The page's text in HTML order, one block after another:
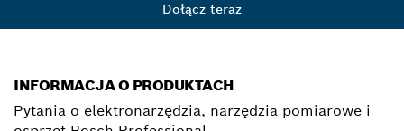
Dołącz teraz
INFORMACJA O PRODUKTACH
Pytania o elektronarzędzia, narzędzia pomiarowe i